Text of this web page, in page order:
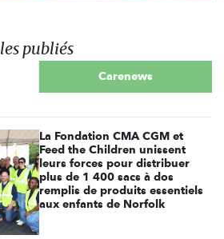
publiés
Carenews
La Fondation CMA CGM et
Feed the Children unissent
leurs forces pour distribuer
plus de 1 400 sacs à dos
remplis de produits essentiels
aux enfants de Norfolk